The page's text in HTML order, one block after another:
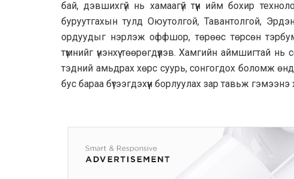
бай, дэвшихгүй нь хамаагүй түүн ийм бохир
буруутгахын тулд Оюутолгой, Тавантолгой,
ордуудыг нэрлэж оффшор, төрөөс төрсөн
түмнийг үнэнхүү төөрөгдүүлэв. Хамгийн аймшигтай
тэдний амьдрах хөрс суурь, сонгогдох боломж
бус бараа бүтээгдэхүүн борлуулах зар тавьж